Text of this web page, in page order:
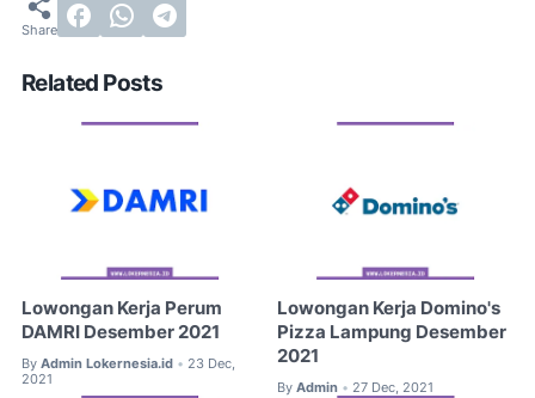
Related Posts
Lowongan Kerja Perum
DAMRI Desember 2021
By Admin Lokernesia.id • 23 Dec,
2021
Lowongan Kerja Domino's
Pizza Lampung Desember
2021
By Admin • 27 Dec, 2021